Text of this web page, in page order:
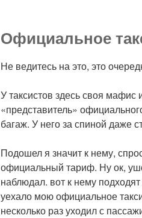
Официальное
Не ведитесь на это, это
У таксистов здесь своя
«представитель»
багаж. У него за спиной даже
Подошел я значит к нему,
официальный тариф. Ну ок,
наблюдал. вот к нему
уехало мою официальное
несколько раз уходил с